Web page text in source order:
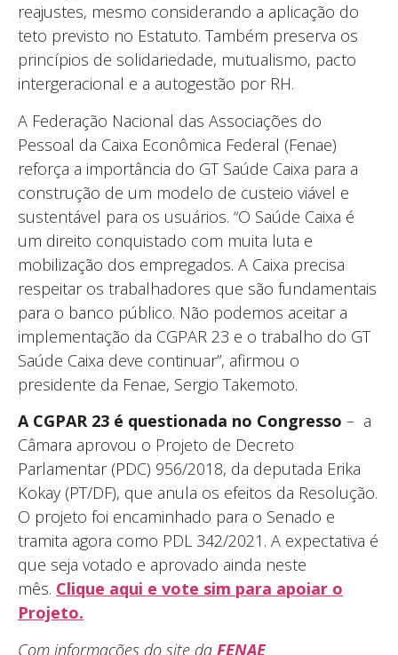
reajustes, mesmo considerando a aplicação do
teto previsto no Estatuto. Também preserva os
princípios de solidariedade, mutualismo, pacto
intergeracional e a autogestão por RH.
A Federação Nacional das Associações do
Pessoal da Caixa Econômica Federal (Fenae)
reforça a importância do GT Saúde Caixa para a
construção de um modelo de custeio viável e
sustentável para os usuários. “O Saúde Caixa é
um direito conquistado com muita luta e
mobilização dos empregados. A Caixa precisa
respeitar os trabalhadores que são fundamentais
para o banco público. Não podemos aceitar a
implementação da CGPAR 23 e o trabalho do GT
Saúde Caixa deve continuar”, afirmou o
presidente da Fenae, Sergio Takemoto.
A CGPAR 23 é questionada no Congresso – a
Câmara aprovou o Projeto de Decreto
Parlamentar (PDC) 956/2018, da deputada Erika
Kokay (PT/DF), que anula os efeitos da Resolução.
O projeto foi encaminhado para o Senado e
tramita agora como PDL 342/2021. A expectativa é
que seja votado e aprovado ainda neste
mês. Clique aqui e vote sim para apoiar o
Projeto.
Com informações do site da FENAE